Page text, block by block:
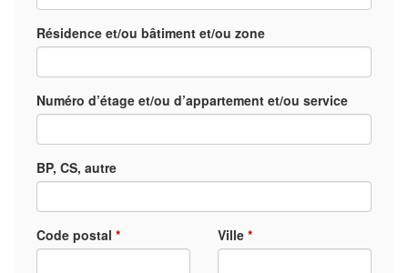
Résidence et/ou bâtiment et/ou zone
Numéro d’étage et/ou d’appartement et/ou service
BP, CS, autre
Code postal * Ville *